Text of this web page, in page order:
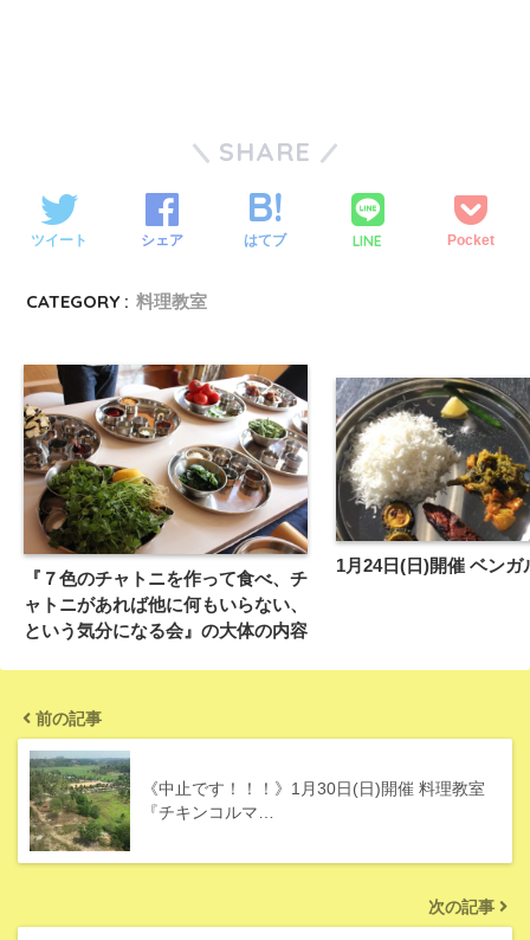
SHARE
ツイート シェア はてブ LINE Pocket
CATEGORY : 料理教室
『７色のチャトニを作って食べ、チ
ャトニがあれば他に何もいらない、
という気分になる会』の大体の内容
1月24日(日)開催 ベンガ
前の記事
《中止です！！！》1月30日(日)開催 料理教室
『チキンコルマ…
次の記事